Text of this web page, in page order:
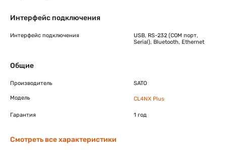
Интерфейс подключения
Интерфейс подключения
USB, RS-232 (COM порт,
Serial), Bluetooth, Ethernet
Общие
Производитель SATO
Модель CL4NX Plus
Гарантия 1 год
Смотреть все характеристики